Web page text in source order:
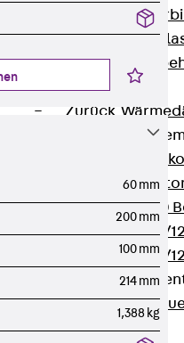
Zurück
Wärmedämmung
Zurück
ISOPRO®
ISOPRO® 120
ISOPRO® 80/
ISOPRO® 80/
Zurück
ISOMUR®
60 mm
200 mm
100 mm
214 mm
1,388 kg